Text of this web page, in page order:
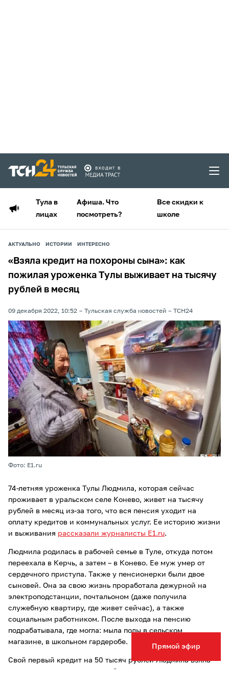
Тула в
лицах
Афиша. Что
посмотреть?
Все скидки к
школе
Прямой эфир
АКТУАЛЬНО ИСТОРИИ ИНТЕРЕСНО
«Взяла кредит на похороны сына»: как
пожилая уроженка Тулы выживает на тысячу
рублей в месяц
09 декабря 2022, 10:52 Тульская служба новостей ТСН24
Фото: E1.ru
74-летняя уроженка Тулы Людмила, которая сейчас
проживает в уральском селе Конево, живет на тысячу
рублей в месяц из-за того, что вся пенсия уходит на
оплату кредитов и коммунальных услуг. Ее историю жизни
и выживания рассказали журналисты E1.ru.
Людмила родилась в рабочей семье в Туле, откуда потом
переехала в Керчь, а затем – в Конево. Ее муж умер от
сердечного приступа. Также у пенсионерки были двое
сыновей. Она за свою жизнь проработала дежурной на
электроподстанции, почтальоном (даже получила
служебную квартиру, где живет сейчас), а также
социальным работником. После выхода на пенсию
подрабатывала, где могла: мыла полы в сельском
магазине, в школьном гардеробе.
Свой первый кредит на 50 тысяч рублей Людмила взяла
из-за того, что пенсии и заработка старшего сына не